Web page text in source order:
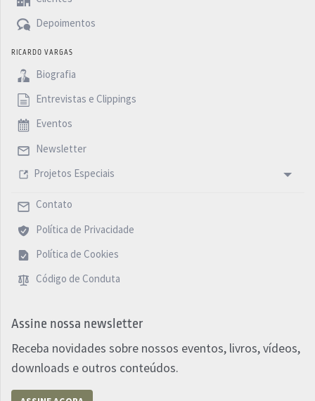
Depoimentos
RICARDO VARGAS
Biografia
Entrevistas e Clippings
Eventos
Newsletter
Projetos Especiais
Contato
Política de Privacidade
Política de Cookies
Código de Conduta
Assine nossa newsletter
Receba novidades sobre nossos eventos, livros, vídeos,
downloads e outros conteúdos.